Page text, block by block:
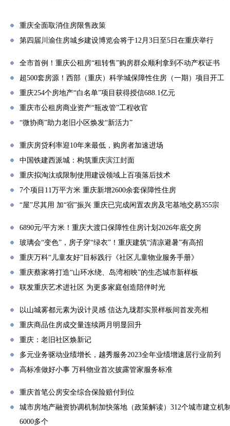
重庆全面取消住房限售政策
第四届川渝住房城乡建设博览会将于12月3日至5日在重庆举行
全市首例！重庆公租房“租转售”购房群众顺利拿到不动产权证书
超500套房源！西部（重庆）科学城保障性住房（一期）项目开工
重庆254个房地产“白名单”项目获得授信688.1亿元
重庆市公租房商业资产“瓶改管”工程收官
“微协商”助力老旧小区焕发“新活力”
重庆房贷利率迎10年来最低，购房者加速进场
中国铁建西派城：构筑重庆滨江封面
重庆拟淘汰或限制使用建设领域上百项落后技术
7个项目11万平方米 重庆新增2600余套保障性住房
“屋”尽其用 加“宿”振兴 重庆已完成闲置农房及宅基地交易355宗
6890元/平方米！重庆大渡口保障性住房计划2026年底交房
玻璃会“变色”，房子穿“绿衣”！重庆建筑“清凉避暑”有高招
重庆万科“儿童友好”目标践行《社区儿童物业服务手册》
重庆蔡家将打造“山环水绕、岛湾相映”的生态城市新样板
联发重庆艺术进社区 为更多家庭创造陪伴时光
以山城雾都元素为设计灵感 信达九珑郡实景样板间首发亮相
重庆商品住房成交量连续两月明显回升
重庆：老旧社区焕新记
多元业务驱动业绩增长，越秀服务2023全年业绩增速居行业前列
高标准做好小事 万科物业首次披露管家服务标准
重庆首笔公房安全综合保险赔付到位
城市房地产融资协调机制加快落地（政策解读）312个城市建立机
6000多个